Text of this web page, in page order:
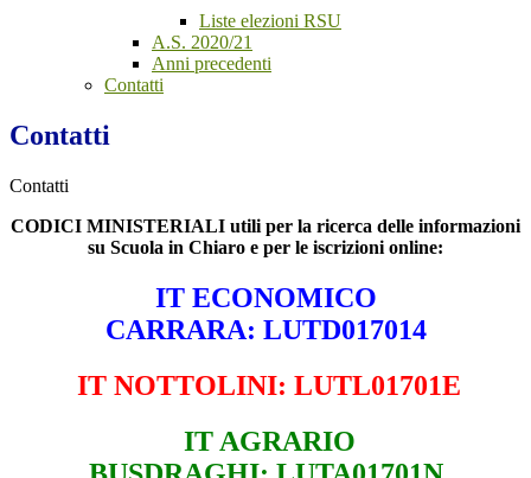
Liste elezioni RSU
A.S. 2020/21
Anni precedenti
Contatti
Contatti
Contatti
CODICI MINISTERIALI utili per la ricerca delle informazioni
su Scuola in Chiaro e per le iscrizioni online:
IT ECONOMICO
CARRARA: LUTD017014
IT NOTTOLINI: LUTL01701E
IT AGRARIO